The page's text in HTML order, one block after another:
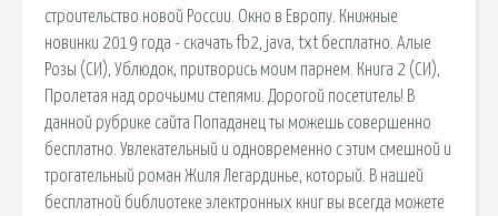
строительство новой России. Окно в Европу. Книжные
новинки 2019 года - скачать fb2, java, txt бесплатно. Алые
Розы (СИ), Ублюдок, притворись моим парнем. Книга 2 (СИ),
Пролетая над орочьими степями. Дорогой посетитель! В
данной рубрике сайта Попаданец ты можешь совершенно
бесплатно. Увлекательный и одновременно с этим смешной и
трогательный роман Жиля Легардинье, который. В нашей
бесплатной библиотеке электронных книг вы всегда можете